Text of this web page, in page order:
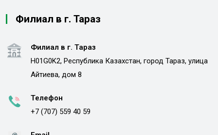
Филиал в г. Тараз
Филиал в г. Тараз
H01G0K2, Республика Казахстан, город Тараз, улица
Айтиева, дом 8
Телефон
+7 (707) 559 40 59